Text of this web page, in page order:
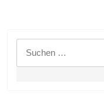
Suchen
nach: